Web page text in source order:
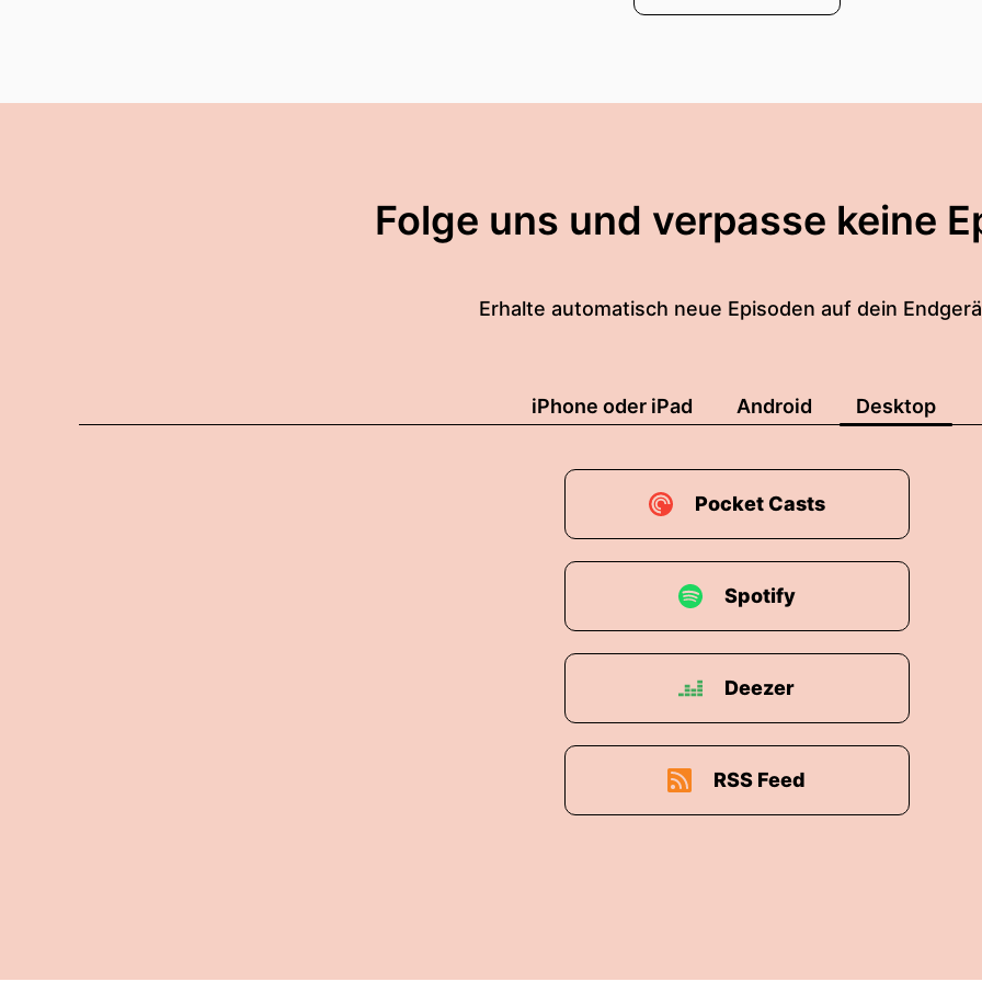
Folge uns und verpasse keine
Erhalte automatisch neue Episoden auf dein
iPhone oder iPad Android Desktop
Pocket Casts
Spotify
Deezer
RSS Feed